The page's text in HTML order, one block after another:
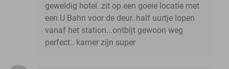
geweldig hotel..zit op een goeie locatie met
een U Bahn voor de deur..half uurtje lopen
vanaf het station...ontbijt gewoon weg
perfect.. kamer zijn super